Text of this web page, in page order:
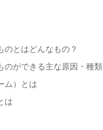
のとはどんなもの？
のができる主な原因・種類
ム）とは
は